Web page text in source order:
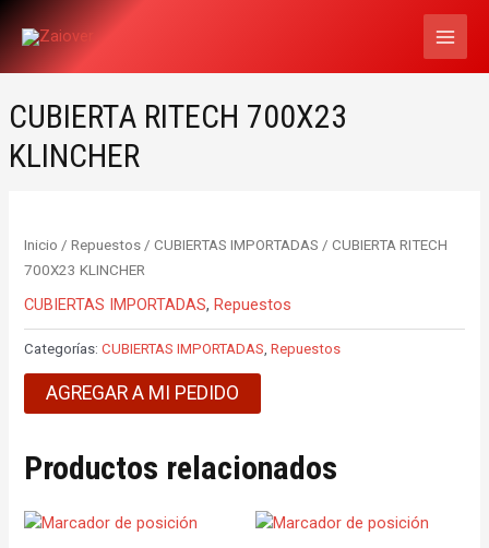
CUBIERTA RITECH 700X23
KLINCHER
Inicio /Repuestos /CUBIERTAS IMPORTADAS / CUBIERTA RITECH
700X23 KLINCHER
CUBIERTAS IMPORTADAS,Repuestos
Categorías:CUBIERTAS IMPORTADAS,Repuestos
AGREGAR A MI PEDIDO
Productos relacionados